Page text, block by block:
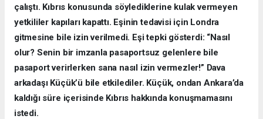
çalıştı. Kıbrıs konusunda söylediklerine kulak vermeyen
yetkililer kapıları kapattı. Eşinin tedavisi için Londra
gitmesine bile izin verilmedi. Eşi tepki gösterdi: “Nasıl
olur? Senin bir imzanla pasaportsuz gelenlere bile
pasaport verirlerken sana nasıl izin vermezler!” Dava
arkadaşı Küçük’ü bile etkilediler. Küçük, ondan Ankara’da
kaldığı süre içerisinde Kıbrıs hakkında konuşmamasını
istedi.